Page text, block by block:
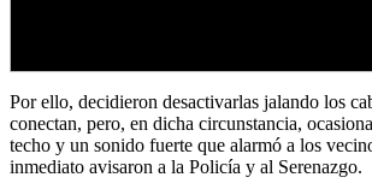
Por ello, decidieron desactivarlas jalando los
conectan, pero, en dicha circunstancia,
techo y un sonido fuerte que alarmó a los
inmediato avisaron a la Policía y al Serenazgo.